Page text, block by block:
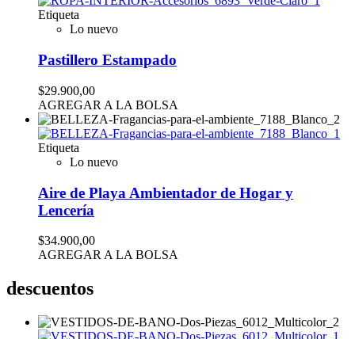
Etiqueta
Lo nuevo
Pastillero Estampado
$29.900,00
AGREGAR A LA BOLSA
Etiqueta
Lo nuevo
Aire de Playa Ambientador de Hogar y
Lencería
$34.900,00
AGREGAR A LA BOLSA
descuentos